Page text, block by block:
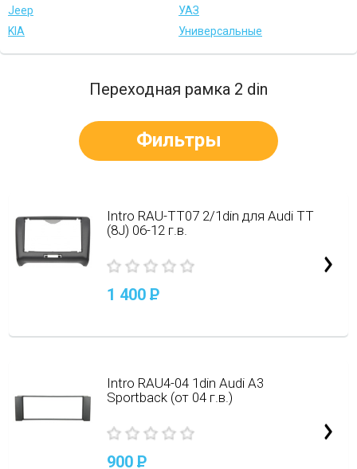
Jeep
KIA
УАЗ
Универсальные
Переходная рамка 2 din
Фильтры
Intro RAU-TT07 2/1din для Audi TT
(8J) 06-12 г.в.
1 400P
Intro RAU4-04 1din Audi A3
Sportback (от 04 г.в.)
900P